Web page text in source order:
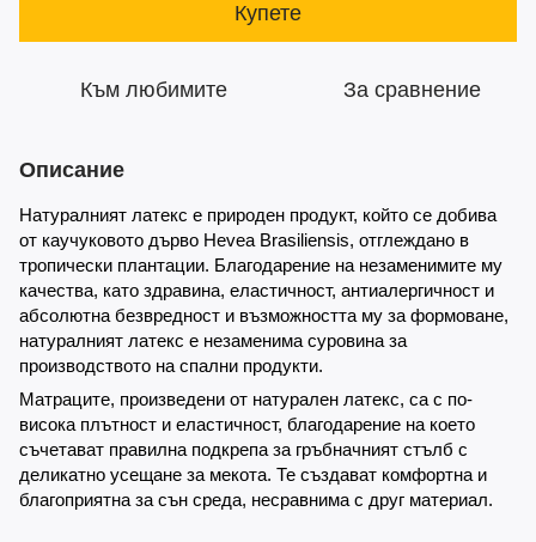
Купете
Към любимите За сравнение
Описание
Натуралният латекс е природен продукт, който се добива
от каучуковото дърво Hevea Brasiliensis, отглеждано в
тропически плантации. Благодарение на незаменимите му
качества, като здравина, еластичност, антиалергичност и
абсолютна безвредност и възможността му за формоване,
натуралният латекс е незаменима суровина за
производството на спални продукти.
Матраците, произведени от натурален латекс, са с по-
висока плътност и еластичност, благодарение на което
съчетават правилна подкрепа за гръбначният стълб с
деликатно усещане за мекота. Те създават комфортна и
благоприятна за сън среда, несравнима с друг материал.